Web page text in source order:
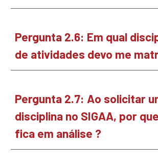
Pergunta 2.6: Em qual
de atividades devo me
Pergunta 2.7: Ao solicitar
disciplina no SIGAA, por
fica em análise ?